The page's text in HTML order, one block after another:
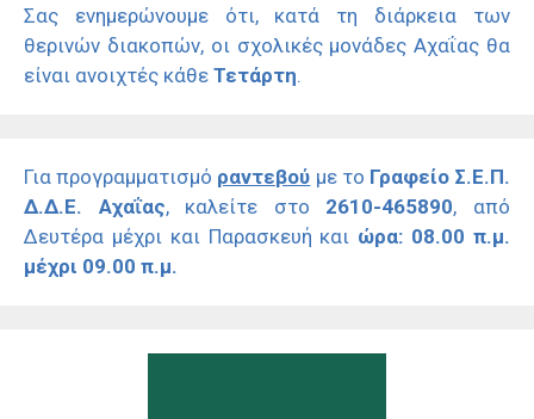
Σας ενημερώνουμε ότι, κατά τη διάρκεια των
θερινών διακοπών, οι σχολικές μονάδες Αχαΐας θα
είναι ανοιχτές κάθε Τετάρτη.
Για προγραμματισμό ραντεβού με το Γραφείο Σ.Ε.Π.
Δ.Δ.Ε. Αχαΐας, καλείτε στο 2610-465890, από
Δευτέρα μέχρι και Παρασκευή και ώρα: 08.00 π.μ.
μέχρι 09.00 π.μ.